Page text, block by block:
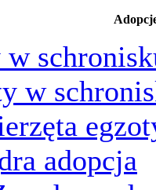
w
w
adopcja